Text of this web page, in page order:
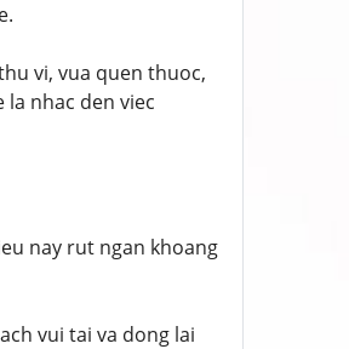
vi, vua quen thuoc,
nhac den viec
nay rut ngan khoang
vui tai va dong lai